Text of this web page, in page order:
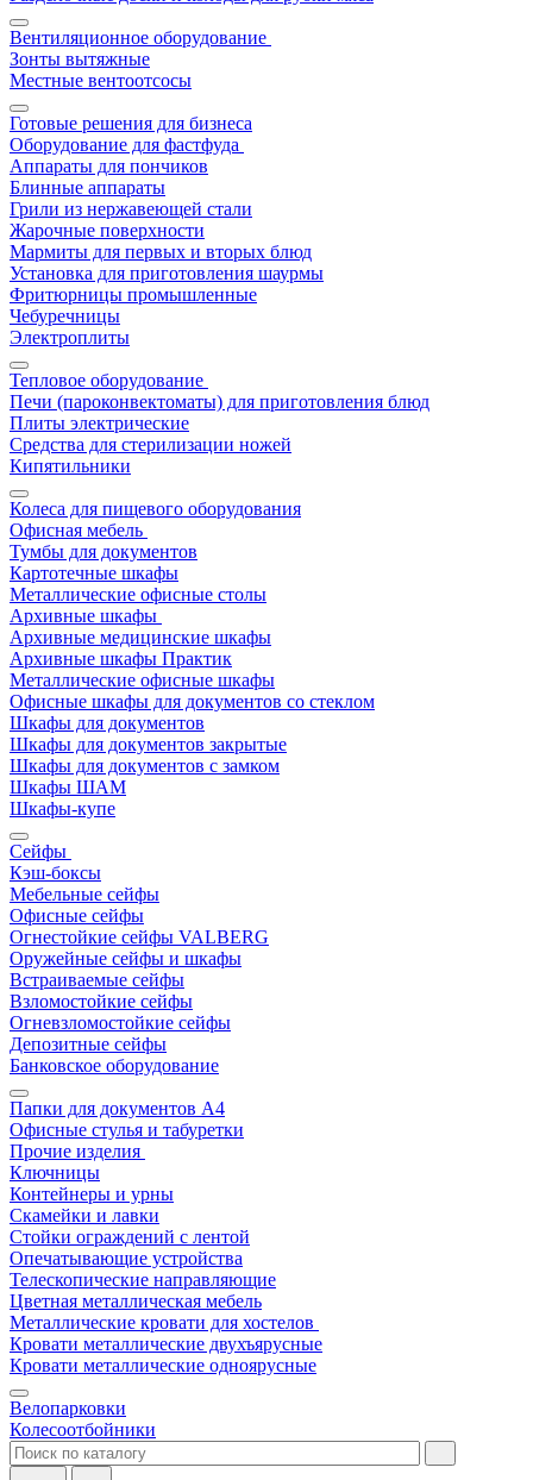
Вентиляционное оборудование
Зонты вытяжные
Местные вентоотсосы
Готовые решения для бизнеса
Оборудование для фастфуда
Аппараты для пончиков
Блинные аппараты
Грили из нержавеющей стали
Жарочные поверхности
Мармиты для первых и вторых блюд
Установка для приготовления шаурмы
Фритюрницы промышленные
Чебуречницы
Электроплиты
Тепловое оборудование
Печи (пароконвектоматы) для приготовления блюд
Плиты электрические
Средства для стерилизации ножей
Кипятильники
Колеса для пищевого оборудования
Офисная мебель
Тумбы для документов
Картотечные шкафы
Металлические офисные столы
Архивные шкафы
Архивные медицинские шкафы
Архивные шкафы Практик
Металлические офисные шкафы
Офисные шкафы для документов со стеклом
Шкафы для документов
Шкафы для документов закрытые
Шкафы для документов с замком
Шкафы ШАМ
Шкафы-купе
Сейфы
Кэш-боксы
Мебельные сейфы
Офисные сейфы
Огнестойкие сейфы VALBERG
Оружейные сейфы и шкафы
Встраиваемые сейфы
Взломостойкие сейфы
Огневзломостойкие сейфы
Депозитные сейфы
Банковское оборудование
Папки для документов A4
Офисные стулья и табуретки
Прочие изделия
Ключницы
Контейнеры и урны
Скамейки и лавки
Стойки ограждений с лентой
Опечатывающие устройства
Телескопические направляющие
Цветная металлическая мебель
Металлические кровати для хостелов
Кровати металлические двухъярусные
Кровати металлические одноярусные
Велопарковки
Колесоотбойники